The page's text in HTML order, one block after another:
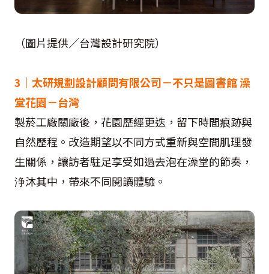
（圖片提供／台灣設計研究院）
3｜太研規劃設計顧問有限公司－不只是圖書館 澡
堂花園－台灣
製菸工廠關廠後，花園歷經更迭，留下時間痕跡與
自然歷程。改造期望以不同方式重新與空間肌理發
生關係，讓訪者駐足享受如過去泡在澡堂的節奏，
浄沐其中，帶來不同閱讀體驗。